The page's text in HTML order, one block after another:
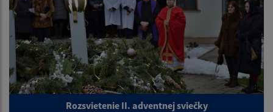
Rozsvietenie II. adventnej sviečky